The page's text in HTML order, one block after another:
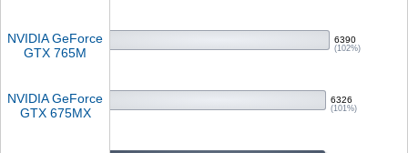
NVIDIA GeForce
GTX 765M
6390
(102%)
NVIDIA GeForce
GTX 675MX
6326
(101%)